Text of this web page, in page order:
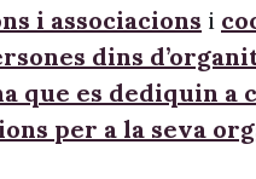
i associacions i
dins
que es dediquin a
per a la seva